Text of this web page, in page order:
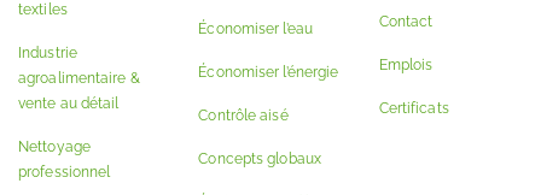
textiles
Industrie
agroalimentaire &
vente au détail
Nettoyage
professionnel
Économiser l’eau
Économiser l’énergie
Contrôle aisé
Concepts globaux
Contact
Emplois
Certificats